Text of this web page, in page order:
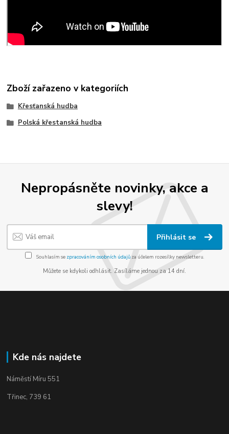
Zboží zařazeno v kategoriích
Křesťanská hudba
Polská křestanská hudba
Nepropásněte novinky, akce a
slevy!
Přihlásit se
Souhlasím se zpracováním osobních údajůza účelem rozesílky newsletteru.
Můžete se kdykoli odhlásit. Zasíláme jednou za 14 dní.
Kde nás najdete
Náměstí Míru 551
Třinec, 739 61